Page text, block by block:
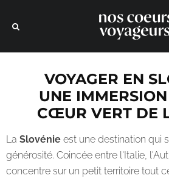
VOYAGER EN
UNE
CŒUR VERT DE
La Slovénie est une destination qui
générosité. Coincée entre l'Italie,
concentre sur un petit territoire tout